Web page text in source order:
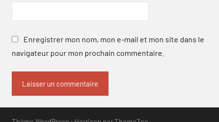
Enregistrer mon nom, mon e-mail et mon site dans le
navigateur pour mon prochain commentaire.